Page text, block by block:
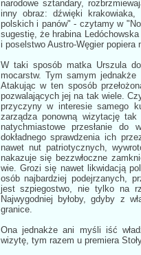
narodowe sztandary,
inny obraz: dźwięki
polskich i panów" - czytamy w
sugestię, że hrabina
i poselstwo Austro-Węgier
W taki sposób matka Urszula
mocarstw. Tym samym
Atakując w ten sposób
pozwalających jej na tak wiele.
przyczyny w interesie samego
zarządza ponowną wizytację
natychmiastowe przesłanie
dokładnego sprawdzenia ich
nawet nut patriotycznych,
nakazuje się bezzwłoczne
wie. Grozi się nawet likwidacją
osób najbardziej podejrzanych,
jest szpiegostwo, nie tylko na
Najwygodniej byłoby, gdyby z
granice.
Ona jednakże ani myśli iść
wizytę, tym razem u premiera